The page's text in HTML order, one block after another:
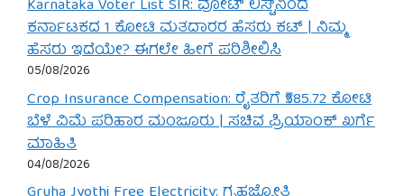
Karnataka Voter List SIR: ವೋಟ್ ಲಿಸ್ಟ್‌ನಿಂದ
ಕರ್ನಾಟಕದ 1 ಕೋಟಿ ಮತದಾರರ ಹೆಸರು ಕಟ್ | ನಿಮ್ಮ
ಹೆಸರು ಇದೆಯೇ? ಈಗಲೇ ಹೀಗೆ ಪರಿಶೀಲಿಸಿ
05/08/2026
Crop Insurance Compensation: ರೈತರಿಗೆ ₹585.72 ಕೋಟಿ
ಬೆಳೆ ವಿಮೆ ಪರಿಹಾರ ಮಂಜೂರು | ಸಚಿವ ಪ್ರಿಯಾಂಕ್ ಖರ್ಗೆ
ಮಾಹಿತಿ
04/08/2026